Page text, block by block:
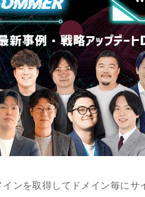
ンを取得してドメイン毎にサ